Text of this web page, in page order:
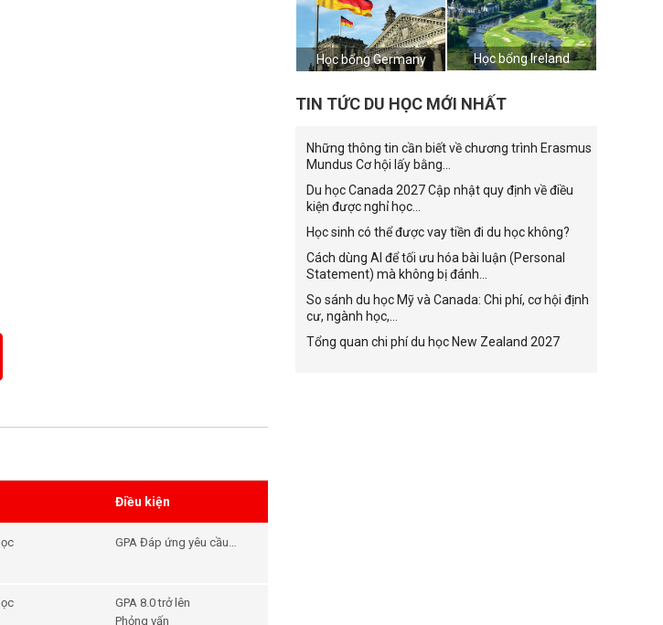
Điều kiện
GPA Đáp ứng yêu cầu
cầu đầu vào của khóa
học
GPA 8.0 trở lên
Phỏng vấn
Học bổng Germany Học bổng Ireland
TIN TỨC DU HỌC MỚI NHẤT
Những thông tin cần biết về chương trình Erasmus
Mundus Cơ hội lấy bằng...
Du học Canada 2027 Cập nhật quy định về điều
kiện được nghỉ học...
Học sinh có thể được vay tiền đi du học không?
Cách dùng AI để tối ưu hóa bài luận (Personal
Statement) mà không bị đánh...
So sánh du học Mỹ và Canada: Chi phí, cơ hội định
cư, ngành học,...
Tổng quan chi phí du học New Zealand 2027